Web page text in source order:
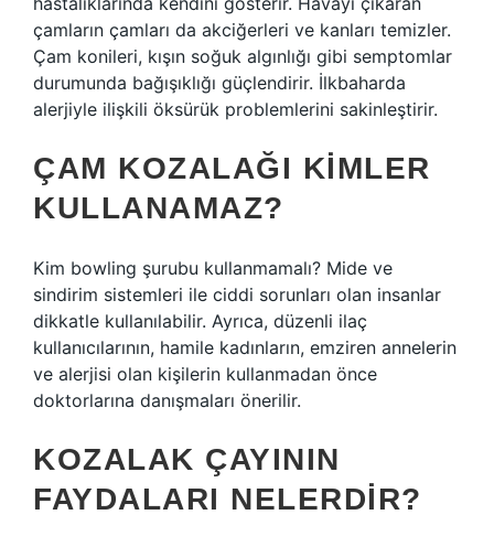
çamların çamları da akciğerleri ve kanları temizler.
Çam konileri, kışın soğuk algınlığı gibi semptomlar
durumunda bağışıklığı güçlendirir. İlkbaharda
alerjiyle ilişkili öksürük problemlerini sakinleştirir.
ÇAM KOZALAĞI KIMLER
KULLANAMAZ?
Kim bowling şurubu kullanmamalı? Mide ve
sindirim sistemleri ile ciddi sorunları olan insanlar
dikkatle kullanılabilir. Ayrıca, düzenli ilaç
kullanıcılarının, hamile kadınların, emziren annelerin
ve alerjisi olan kişilerin kullanmadan önce
doktorlarına danışmaları önerilir.
KOZALAK ÇAYININ
FAYDALARI NELERDIR?